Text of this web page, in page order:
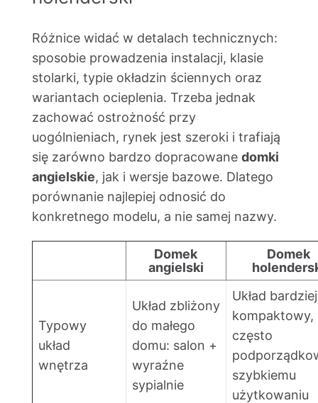
Różnice widać w detalach technicznych:
sposobie prowadzenia instalacji, klasie
stolarki, typie okładzin ściennych oraz
wariantach ocieplenia. Trzeba jednak
zachować ostrożność przy
uogólnieniach, rynek jest szeroki i trafiają
się zarówno bardzo dopracowane domki
angielskie, jak i wersje bazowe. Dlatego
porównanie najlepiej odnosić do
konkretnego modelu, a nie samej nazwy.
Domek
angielski
Domek
Typowy
układ
wnętrza
Układ zbliżony
do małego
domu: salon +
wyraźne
sypialnie
Układ bardziej
kompaktowy,
często
szybkiemu
użytkowaniu